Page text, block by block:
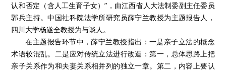
认和否定（含人工生育子女）”，由江西省人大法制委副主任委员
郭兵主持。中国社科院法学所研究员薛宁兰教授为主题报告人，
四川大学杨遂全教授为与谈人。
在主题报告环节中，薛宁兰教授指出：一是亲子立法的概念
术语较混乱。二是应对传统立法进行改造：第一，总体思路上把
亲子关系作为和夫妻关系相并列的独立一章。第二，内容上要认